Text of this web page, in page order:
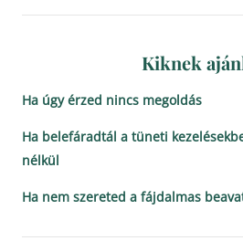
Kiknek
Ha úgy érzed nincs megoldás
Ha belefáradtál a tüneti
nélkül
Ha nem szereted a fájdalmas